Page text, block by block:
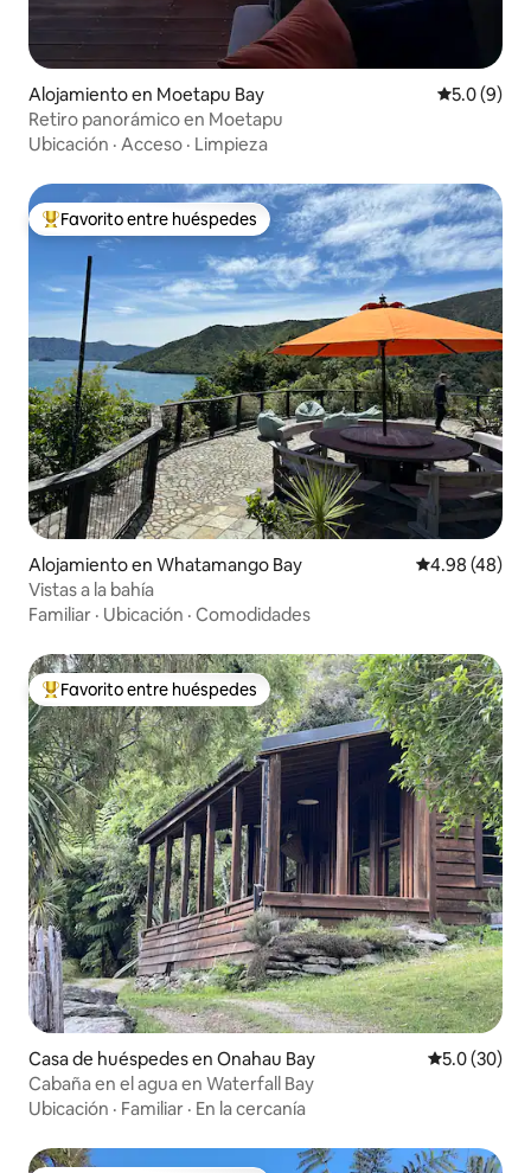
Alojamiento en Moetapu Bay
5.0 (9)
Retiro panorámico en Moetapu
Ubicación · Acceso · Limpieza
Favorito entre huéspedes preferido
Favorito entre huéspedes
Alojamiento en Whatamango Bay Calificación
4.98 (48)
Vistas a la bahía
Familiar · Ubicación · Comodidades
Favorito entre huéspedes preferido
Favorito entre huéspedes
Casa de huéspedes en Onahau Bay Calificación
5.0 (30)
Cabaña en el agua en Waterfall Bay
Ubicación · Familiar · En la cercanía